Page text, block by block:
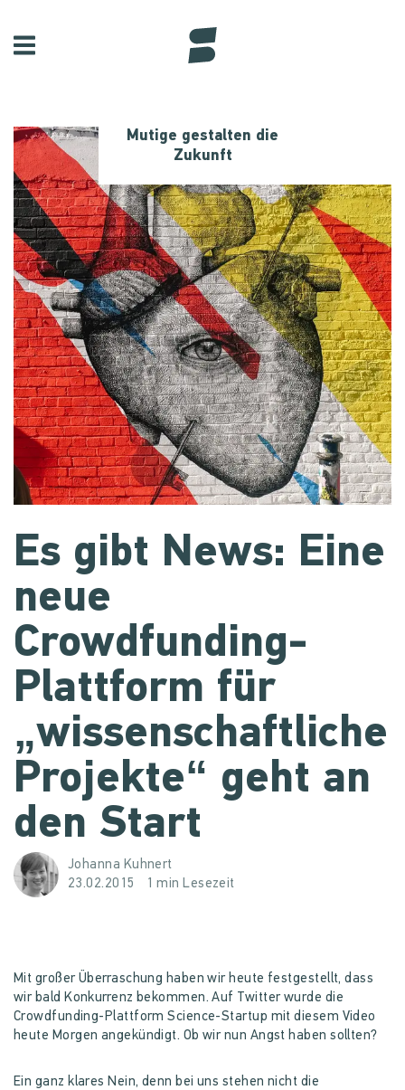
Mutige gestalten die
Zukunft
Es gibt News: Eine
neue
Crowdfunding-
Plattform für
„wissenschaftliche
Projekte“ geht an
den Start
Johanna Kuhnert
23.02.2015
1 min Lesezeit
Mit großer Überraschung haben wir heute festgestellt, dass
wir bald Konkurrenz bekommen. Auf Twitter wurde die
Crowdfunding-Plattform Science-Startup mit diesem Video
heute Morgen angekündigt. Ob wir nun Angst haben sollten?
Ein ganz klares Nein, denn bei uns stehen nicht die